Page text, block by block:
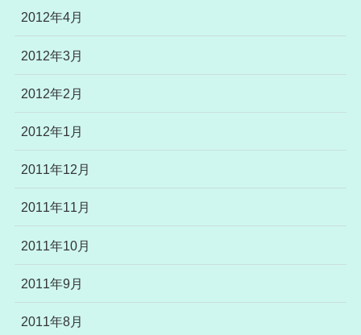
2012年4月
2012年3月
2012年2月
2012年1月
2011年12月
2011年11月
2011年10月
2011年9月
2011年8月